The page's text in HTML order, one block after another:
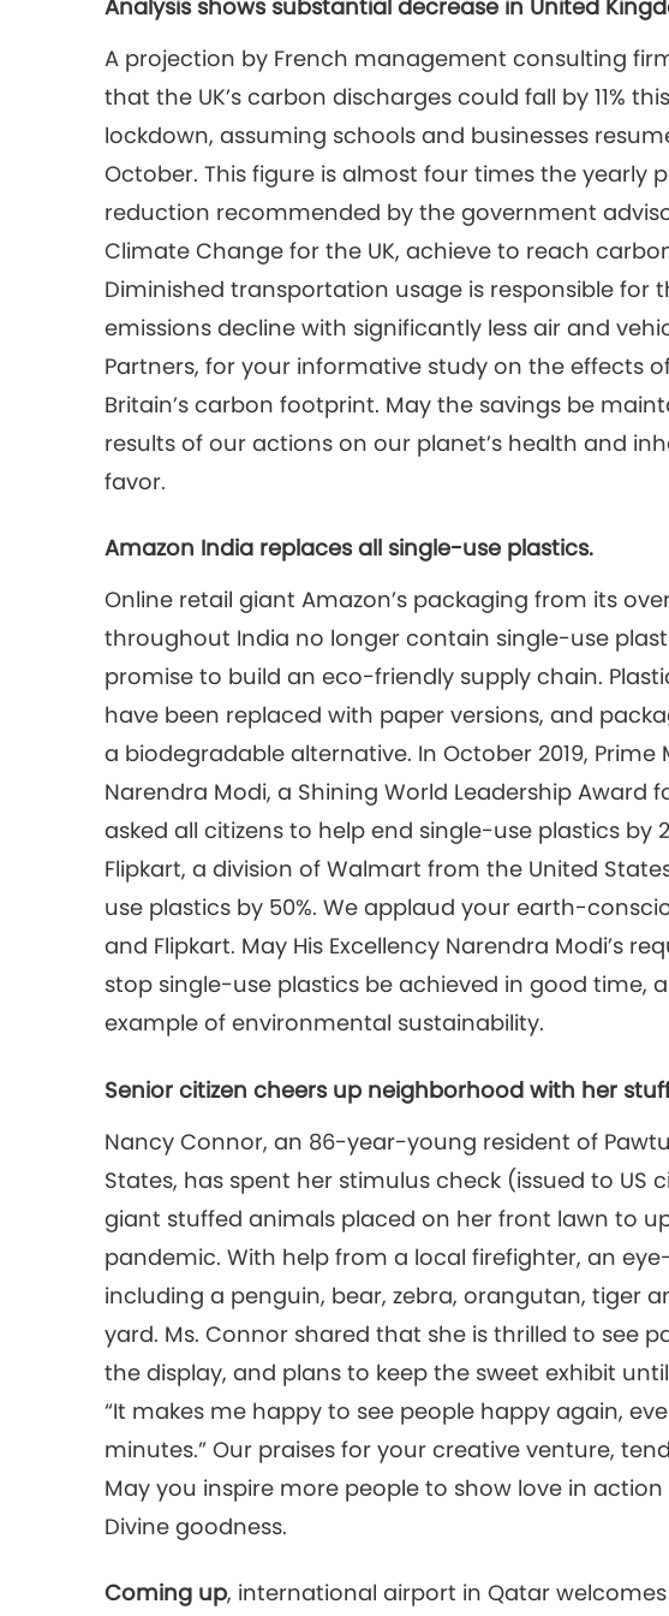
Analysis shows substantial decrease in United
A projection by French management consulting
that the UK’s carbon discharges could fall by 11%
lockdown, assuming schools and businesses
October. This figure is almost four times the yearly
reduction recommended by the government
Climate Change for the UK, achieve to reach
Diminished transportation usage is responsible for
emissions decline with significantly less air and
Partners, for your informative study on the effects
Britain’s carbon footprint. May the savings be
results of our actions on our planet’s health and
favor.
Amazon India replaces all single-use plastics.
Online retail giant Amazon’s packaging from its
throughout India no longer contain single-use
promise to build an eco-friendly supply chain.
have been replaced with paper versions, and
a biodegradable alternative. In October 2019, Prime
Narendra Modi, a Shining World Leadership Award
asked all citizens to help end single-use plastics by
Flipkart, a division of Walmart from the United
use plastics by 50%. We applaud your earth-
and Flipkart. May His Excellency Narendra Modi’s
stop single-use plastics be achieved in good time,
example of environmental sustainability.
Senior citizen cheers up neighborhood with her
Nancy Connor, an 86-year-young resident of
States, has spent her stimulus check (issued to US
giant stuffed animals placed on her front lawn to
pandemic. With help from a local firefighter, an
including a penguin, bear, zebra, orangutan, tiger
yard. Ms. Connor shared that she is thrilled to see
the display, and plans to keep the sweet exhibit
“It makes me happy to see people happy again,
minutes.” Our praises for your creative venture,
May you inspire more people to show love in
Divine goodness.
Coming up, international airport in Qatar